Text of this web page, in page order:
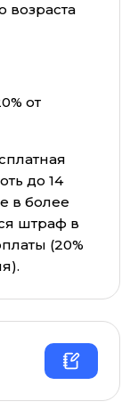
возраста
от
до 14
в более
штраф в
(20%